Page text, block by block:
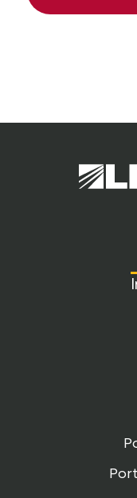
Lindsay.
Link